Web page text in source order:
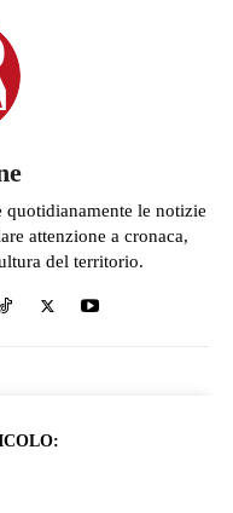
le notizie
attenzione a cronaca,
del territorio.